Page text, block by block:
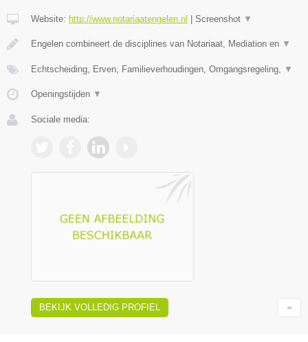
Website: http://www.notariaatengelen.nl Screenshot ▼
Engelen combineert de disciplines van Notariaat, Mediation en ▼
Echtscheiding, Erven, Familieverhoudingen, Omgangsregeling, ▼
Openingstijden ▼
Sociale media:
BEKIJK VOLLEDIG PROFIEL